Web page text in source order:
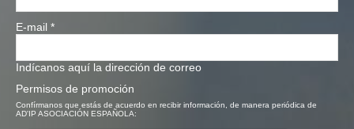
E-mail *
Indícanos aquí la dirección de correo
Permisos de promoción
Confírmanos que estás de acuerdo en recibir información, de manera periódica de
AD'IP ASOCIACIÓN ESPAÑOLA: